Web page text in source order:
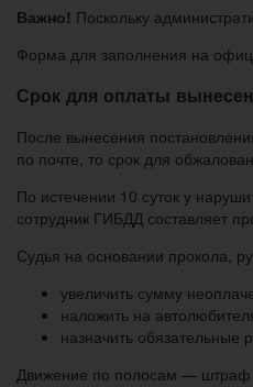
Важно! Поскольку
Форма для заполнения на
Срок для оплаты
После вынесения
по почте, то срок для
По истечении 10 суток у
сотрудник ГИБДД составляет
Судья на основании прокола,
увеличить сумму
наложить на
назначить обязательные
Движение по полосам — штраф